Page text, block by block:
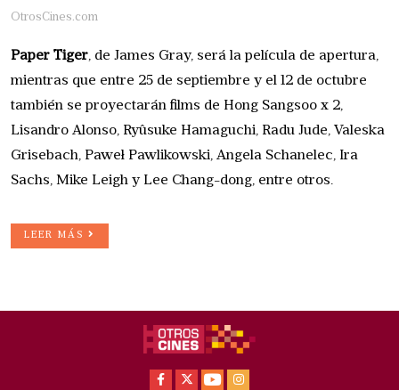
OtrosCines.com
Paper Tiger, de James Gray, será la película de apertura,
mientras que entre 25 de septiembre y el 12 de octubre
también se proyectarán films de Hong Sangsoo x 2,
Lisandro Alonso, Ryûsuke Hamaguchi, Radu Jude, Valeska
Grisebach, Paweł Pawlikowski, Angela Schanelec, Ira
Sachs, Mike Leigh y Lee Chang-dong, entre otros.
LEER MÁS
Facebook
X YoutubeInstagram